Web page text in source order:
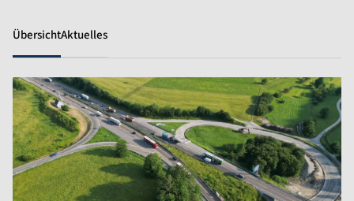
ÜbersichtAktuelles